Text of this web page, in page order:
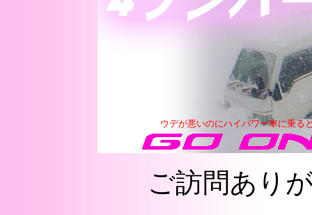
ウデが悪いのにハイパワー車に乗
ご訪問あり